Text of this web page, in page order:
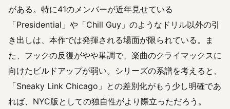
がある。特に41のメンバーが近年見せている
「Presidential」や「Chill Guy」のようなドリル以外の引
き出しは、本作では発揮される場面が限られている。ま
た、フックの反復がやや単調で、楽曲のクライマックスに
向けたビルドアップが弱い。シリーズの系譜を考えると、
「Sneaky Link Chicago」との差別化がもう少し明確であ
れば、NYC版としての独自性がより際立っただろう。